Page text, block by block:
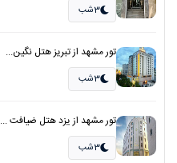
3شب
تور مشهد از تبریز هتل نگین...
3شب
تور مشهد از یزد هتل ضیافت ...
3شب